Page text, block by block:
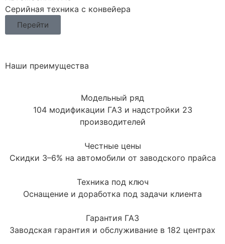
Серийная техника с конвейера
Перейти
Наши преимущества
Модельный ряд
104 модификации ГАЗ и надстройки 23
производителей
Честные цены
Скидки 3–6% на автомобили от заводского прайса
Техника под ключ
Оснащение и доработка под задачи клиента
Гарантия ГАЗ
Заводская гарантия и обслуживание в 182 центрах